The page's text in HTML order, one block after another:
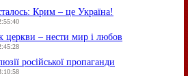
Крим – це Україна!
церкви – нести мир і любов
російської пропаганди